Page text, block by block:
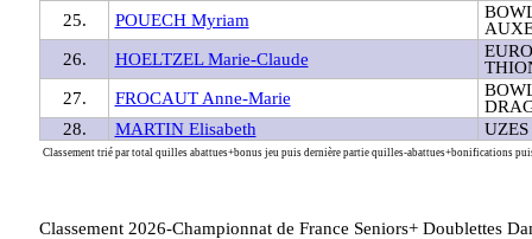
25.
POUECH Myriam
26.
HOELTZEL Marie-Claude
27.
FROCAUT Anne-Marie
28.
MARTIN Elisabeth
Classement trié par total quilles abattues+bonus jeu puis dernière partie quilles-abattues+bonifications
Classement 2026-Championnat de France Seniors+ Doublettes